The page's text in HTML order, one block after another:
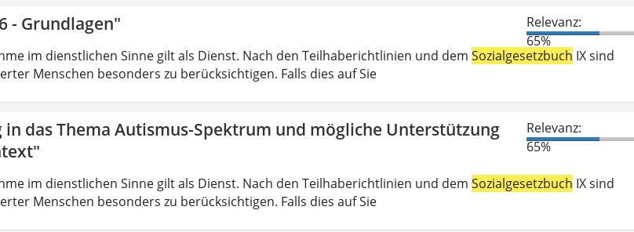
- Grundlagen"
Relevanz:
65%
im dienstlichen Sinne gilt als Dienst. Nach den Teilhaberichtlinien und dem Sozialgesetzbuch IX sind
Menschen besonders zu berücksichtigen. Falls dies auf Sie
in das Thema Autismus-Spektrum und mögliche Unterstützung
Relevanz:
65%
im dienstlichen Sinne gilt als Dienst. Nach den Teilhaberichtlinien und dem Sozialgesetzbuch IX sind
Menschen besonders zu berücksichtigen. Falls dies auf Sie